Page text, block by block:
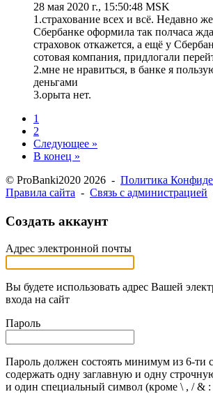
28 мая 2020 г., 15:50:48 MSK
1.страхование всех и всё. Недавно
Сбербанке оформила так полчаса
страховок откажется, а ещё у
сотовая компания, придлогали
2.мне не нравиться, в банке я
деньгами
3.орыта нет.
1
2
Следующее »
В конец »
© ProBanki2020 2026 - Политика
Правила сайта - Связь с администрацией
Создать аккаунт
Адрес электронной почты
Вы будете использовать адрес Вашей
входа на сайт
Пароль
Пароль должен состоять минимум из 6-ти
содержать одну заглавную и одну
и один специальный символ (кроме \ , / & :